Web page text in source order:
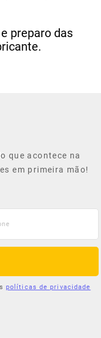
preparo das
que acontece na
em primeira mão!
políticas de privacidade